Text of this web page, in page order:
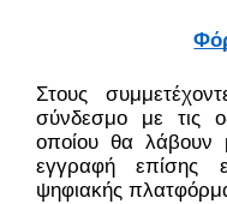
Στους
σύνδεσμο με τις
οποίου θα λάβουν
εγγραφή επίσης
ψηφιακής